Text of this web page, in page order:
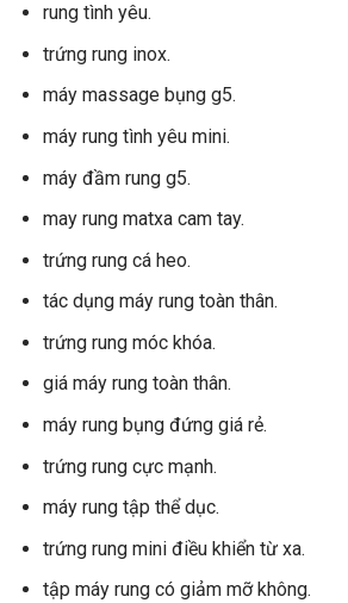
rung tình yêu.
trứng rung inox.
máy massage bụng g5.
máy rung tình yêu mini.
máy đầm rung g5.
may rung matxa cam tay.
trứng rung cá heo.
tác dụng máy rung toàn thân.
trứng rung móc khóa.
giá máy rung toàn thân.
máy rung bụng đứng giá rẻ.
trứng rung cực mạnh.
máy rung tập thể dục.
trứng rung mini điều khiển từ xa.
tập máy rung có giảm mỡ không.